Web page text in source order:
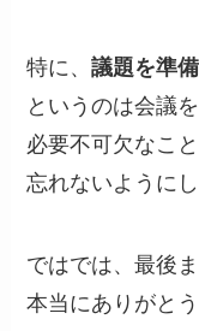
特に、議題を準
というのは会議
必要不可欠なこ
忘れないように
ではでは、最後
本当にありがと